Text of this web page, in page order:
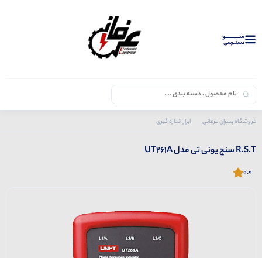
منــــــــــــو
دستــرسی
فروشگاه پسران عرفانی ابزار اندازه گیری
R.S.T سنج یونی تی مدل UT261A
0.0